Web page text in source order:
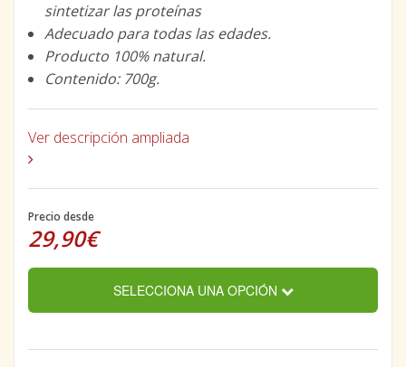
sintetizar las proteínas
Adecuado para todas las edades.
Producto 100% natural.
Contenido: 700g.
Ver descripción ampliada
Precio desde
29,90€
SELECCIONA UNA OPCIÓN